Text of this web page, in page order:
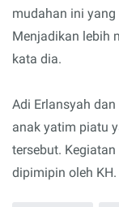
mudahan ini
Menjadikan lebih
kata dia.
Adi Erlansyah
anak yatim piatu
tersebut.
dipimipin oleh